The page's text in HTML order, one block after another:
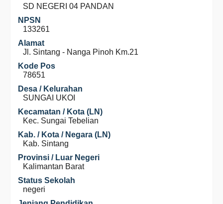
SD NEGERI 04 PANDAN
NPSN
133261
Alamat
Jl. Sintang - Nanga Pinoh Km.21
Kode Pos
78651
Desa / Kelurahan
SUNGAI UKOI
Kecamatan / Kota (LN)
Kec. Sungai Tebelian
Kab. / Kota / Negara (LN)
Kab. Sintang
Provinsi / Luar Negeri
Kalimantan Barat
Status Sekolah
negeri